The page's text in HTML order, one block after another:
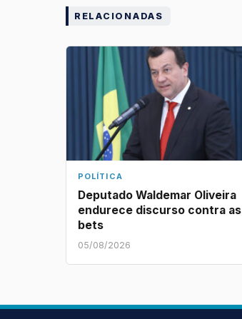
RELACIONADAS
POLÍTICA
Deputado Waldemar Oliveira
endurece discurso contra as
bets
05/08/2026